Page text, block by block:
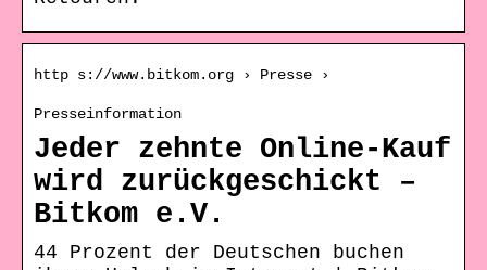
http s://www.bitkom.org › Presse ›
Presseinformation
Jeder zehnte Online-Kauf
wird zurückgeschickt –
Bitkom e.V.
44 Prozent der Deutschen buchen